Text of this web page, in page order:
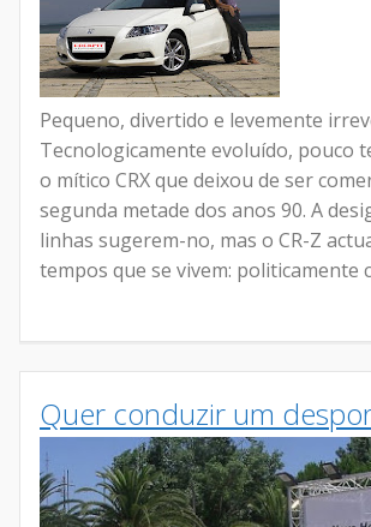
Pequeno, divertido e levemente
Tecnologicamente evoluído, pouco
o mítico CRX que deixou de ser
segunda metade dos anos 90. A
linhas sugerem-no, mas o CR-Z
tempos que se vivem: politicamente
Quer conduzir um